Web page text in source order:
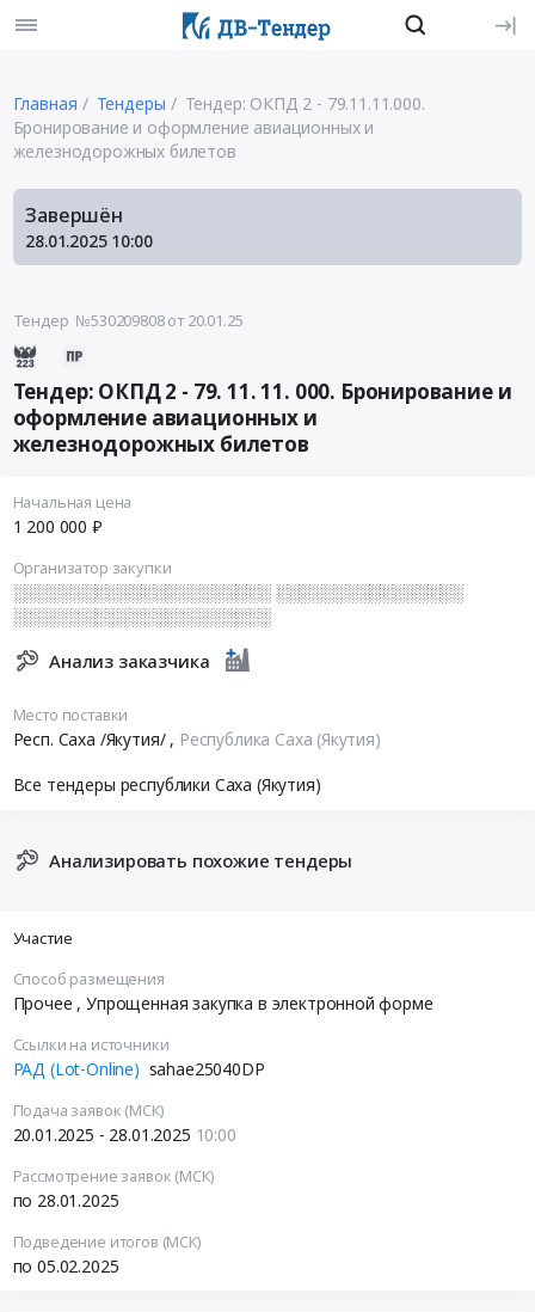
Главная Тендеры
Тендер: ОКПД 2 - 79.11.11.000.
Бронирование и оформление авиационных и
железнодорожных билетов
Завершён
28.01.2025 10:00
Тендер №530209808от 20.01.25
Тендер: ОКПД 2 - 79. 11. 11. 000. Бронирование и
оформление авиационных и
железнодорожных билетов
Начальная цена
1 200 000 ₽
Организатор закупки
░░░░░░░░░░░░░░░░░░░░░░ ░░░░░░░░░░░░░░░░
░░░░░░░░░░░░░░░░░░░░░░
Анализ заказчика
Место поставки
Респ. Саха /Якутия/ , Республика Саха (Якутия)
Все тендеры республики Саха (Якутия)
Анализировать похожие тендеры
Участие
Способ размещения
Прочее , Упрощенная закупка в электронной форме
Ссылки на источники
РАД (Lot-Online) sahae25040DP
Подача заявок (МСК)
20.01.2025 - 28.01.2025 10:00
Рассмотрение заявок (МСК)
по 28.01.2025
Подведение итогов (МСК)
по 05.02.2025